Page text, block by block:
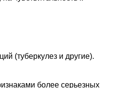
(туберкулез и другие).
более серьезных